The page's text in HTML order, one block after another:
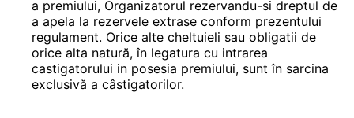
a premiului, Organizatorul rezervandu-si dreptul de
a apela la rezervele extrase conform prezentului
regulament. Orice alte cheltuieli sau obligatii de
orice alta natură, în legatura cu intrarea
castigatorului in posesia premiului, sunt în sarcina
exclusivă a câstigatorilor.